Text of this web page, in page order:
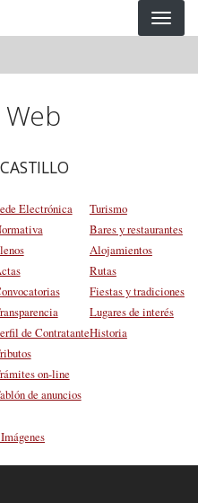
principal
Electrónica
de Contratante
on-line
de anuncios
Turismo
Bares y restaurantes
Alojamientos
Rutas
Fiestas y tradiciones
Lugares de interés
Historia